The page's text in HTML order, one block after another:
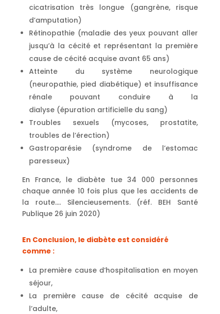
cicatrisation très longue (gangrène, risque
d’amputation)
Rétinopathie (maladie des yeux pouvant aller
jusqu’à la cécité et représentant la première
cause de cécité acquise avant 65 ans)
Atteinte du système neurologique
(neuropathie, pied diabétique) et insuffisance
rénale pouvant conduire à la
dialyse (épuration artificielle du sang)
Troubles sexuels (mycoses, prostatite,
troubles de l’érection)
Gastroparésie
(syndrome de l’estomac
paresseux)
En France, le diabète tue 34 000 personnes
chaque année 10 fois plus que les accidents de
la route…. Silencieusements. (réf. BEH Santé
Publique 26 juin 2020)
En Conclusion, le diabète est considéré
comme :
La première cause d’hospitalisation en moyen
séjour,
La première cause de cécité acquise de
l’adulte,